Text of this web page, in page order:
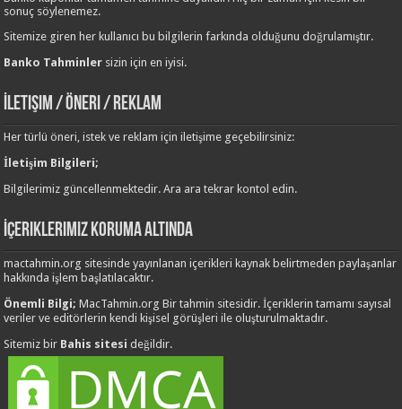
sonuç söylenemez.
Sitemize giren her kullanıcı bu bilgilerin farkında olduğunu doğrulamıştır.
Banko Tahminler sizin için en iyisi.
İletişim / Öneri / Reklam
Her türlü öneri, istek ve reklam için iletişime geçebilirsiniz:
İletişim Bilgileri;
Bilgilerimiz güncellenmektedir. Ara ara tekrar kontol edin.
İçeriklerimiz Koruma Altında
mactahmin.org sitesinde yayınlanan içerikleri kaynak belirtmeden paylaşanlar
hakkında işlem başlatılacaktır.
Önemli Bilgi;MacTahmin.org Bir tahmin sitesidir. İçeriklerin tamamı sayısal
veriler ve editörlerin kendi kişisel görüşleri ile oluşturulmaktadır.
Sitemiz bir Bahis sitesi değildir.